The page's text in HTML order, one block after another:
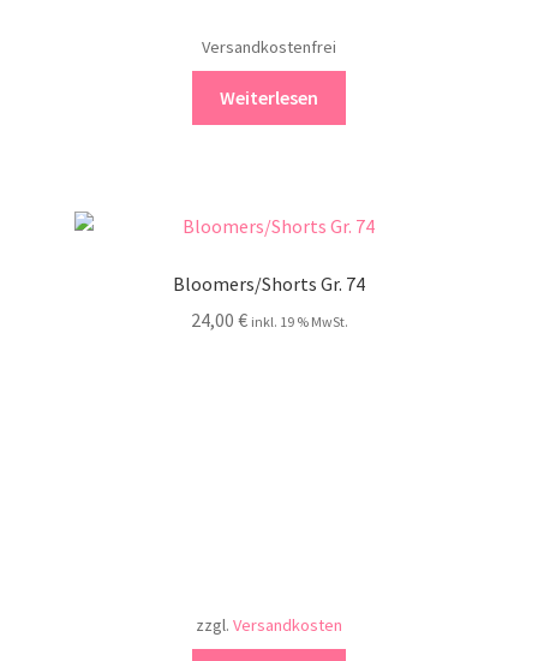
Versandkostenfrei
Weiterlesen
Bloomers/Shorts Gr. 74
24,00 € inkl. 19 % MwSt.
zzgl. Versandkosten